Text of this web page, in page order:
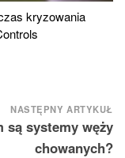
kryzowania
NASTĘPNY ARTYKUŁ
są systemy węży
chowanych?